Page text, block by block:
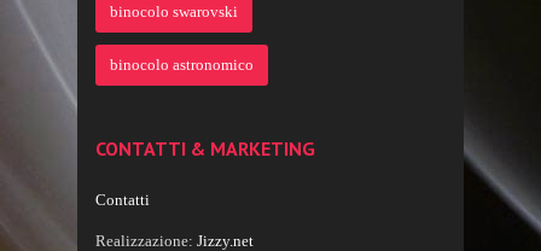
binocolo swarovski
binocolo astronomico
CONTATTI & MARKETING
Contatti
Realizzazione: Jizzy.net